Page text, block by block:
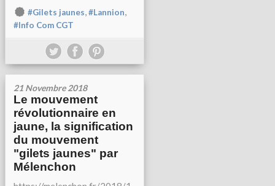
#Gilets jaunes,#Lannion,
#Info Com CGT
21 Novembre 2018
Le mouvement
révolutionnaire en
jaune, la signification
du mouvement
"gilets jaunes" par
Mélenchon